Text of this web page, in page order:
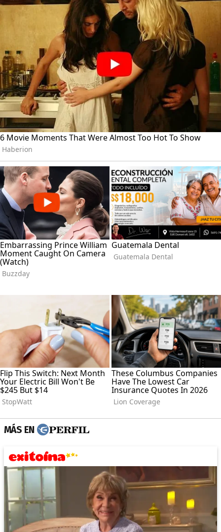
MÁS EN